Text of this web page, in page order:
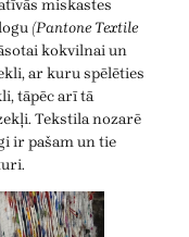
miskastes
(Pantone Textile
kokvilnai un
ar kuru spēlēties
tāpēc arī tā
Tekstila nozarē
ir pašam un tie